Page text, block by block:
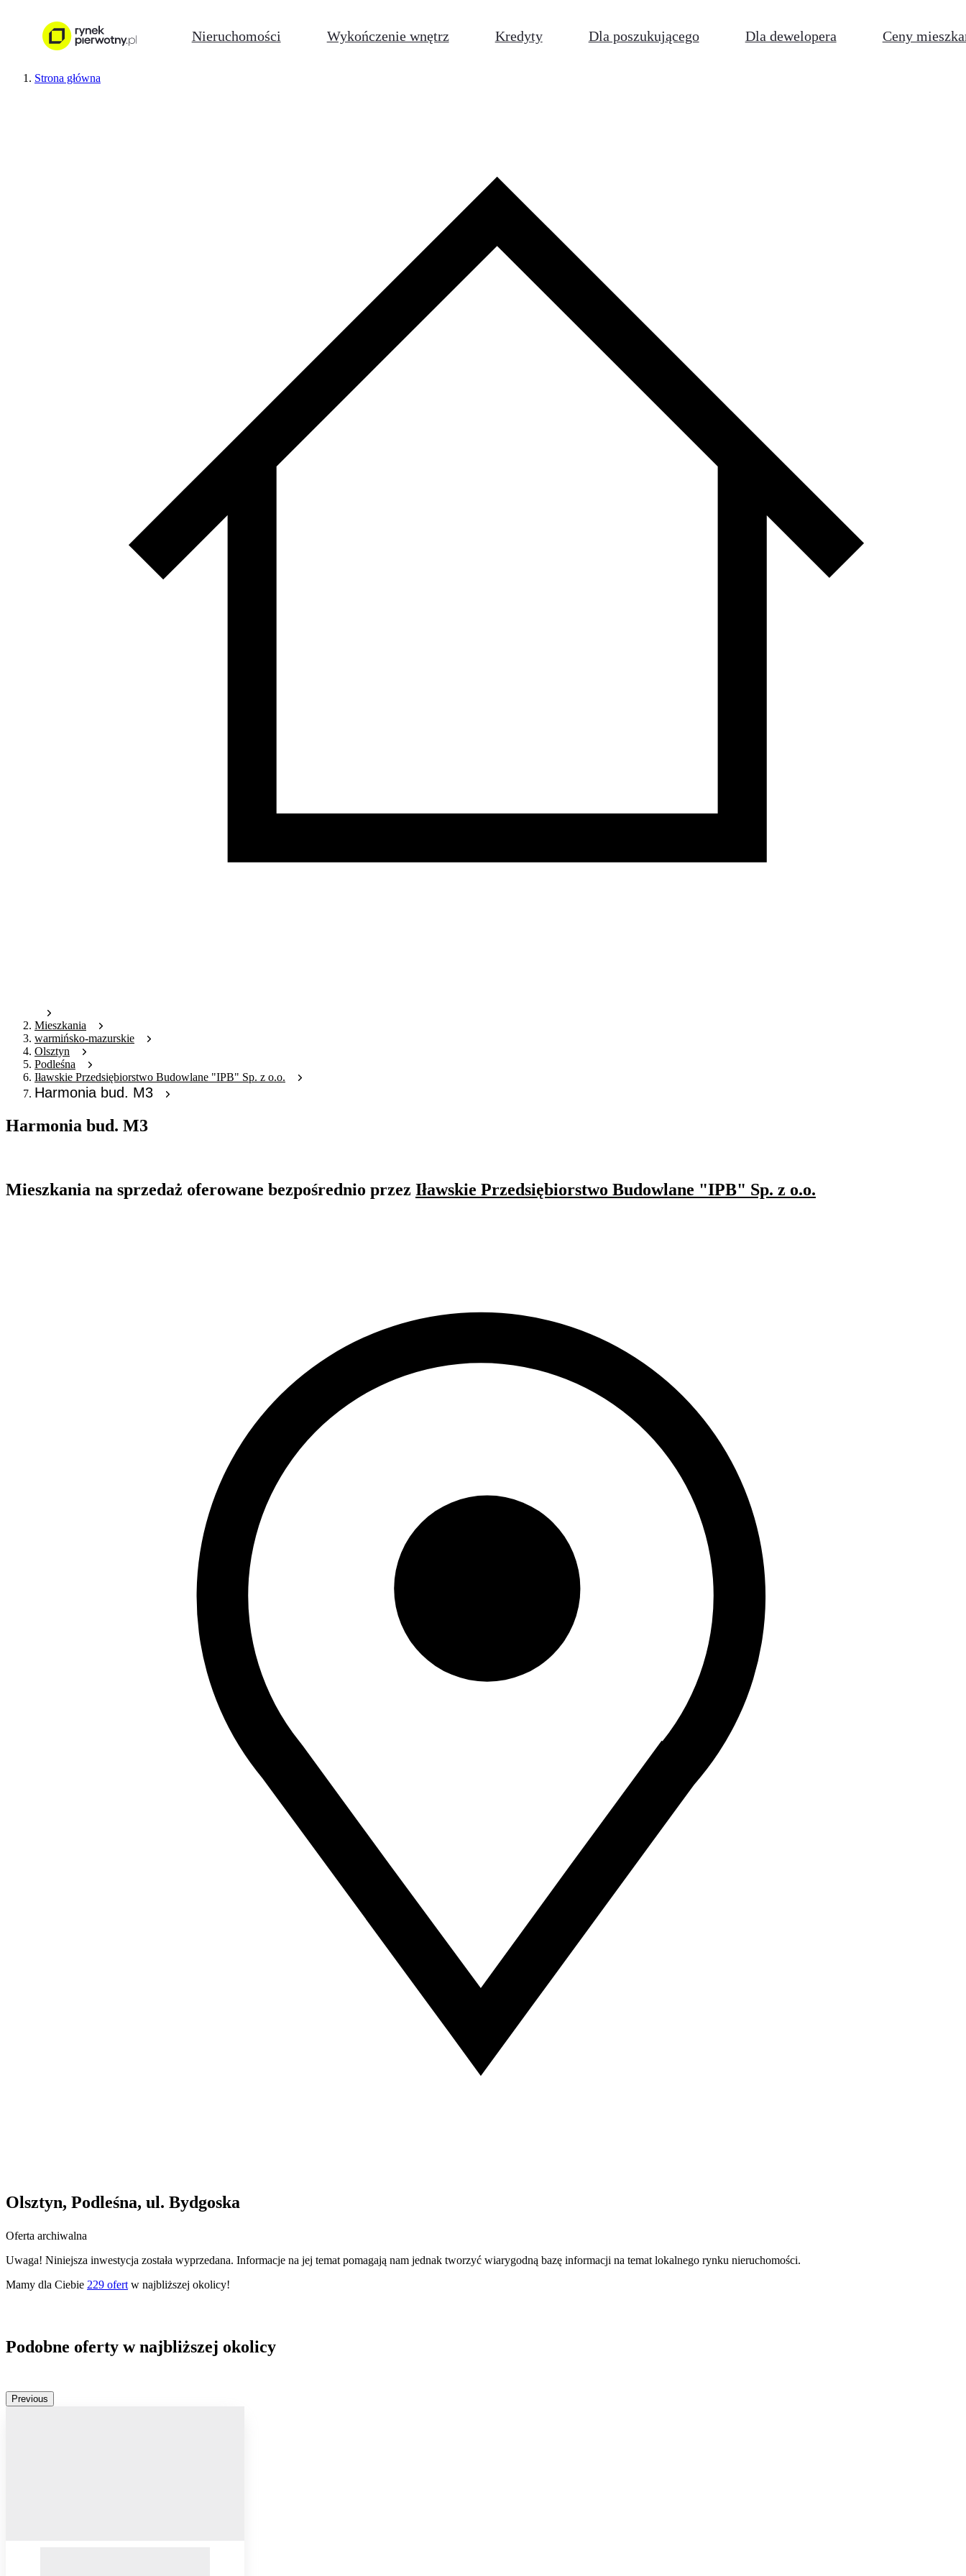
Nieruchomości Wykończenie wnętrz Kredyty Dla poszukującego Dla dewelopera Ceny
Strona główna
Mieszkania
warmińsko-mazurskie
Olsztyn
Podleśna
Iławskie Przedsiębiorstwo Budowlane "IPB" Sp. z o.o.
Harmonia bud. M3
Harmonia bud. M3
Mieszkania na sprzedaż oferowane bezpośrednio przez Iławskie Przedsiębiorstwo Budowlane "IPB" Sp. z o.o.
Olsztyn, Podleśna, ul. Bydgoska
Oferta archiwalna
Uwaga! Niniejsza inwestycja została wyprzedana. Informacje na jej temat pomagają nam jednak tworzyć wiarygodną bazę informacji na temat lokalnego rynku nieruchomości.
Mamy dla Ciebie 229 ofert w najbliższej okolicy!
Podobne oferty w najbliższej okolicy
Previous